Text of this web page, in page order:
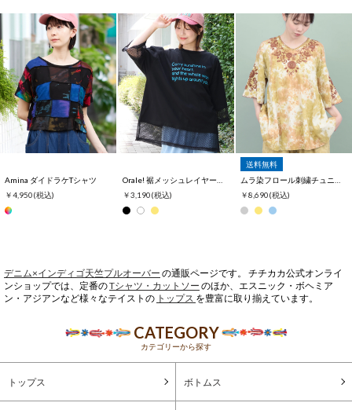
Amina ダイドラケTシャツ
￥4,950(税込)
￥3,190(税込)
送料無料
￥8,690(税込)
デニム×インディゴ天竺プルオーバー の通販ページです。 チチカカ公式オンライ
ンショップでは、定番のTシャツ・カットソー のほか、エスニック・ボヘミア
ン・アジアンなど様々なテイストの トップス を豊富に取り揃えています。
CATEGORY
カテゴリーから探す
トップス ボトムス